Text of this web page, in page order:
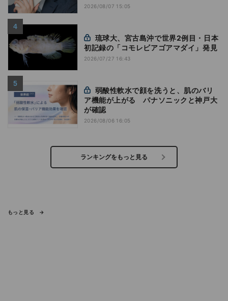
2026/08/07 15:05
初記録の「コモレビアゴアマダイ」発見
2026/07/27 16:43
ア機能が上がる パナソニックと神戸大
が確認
2026/08/06 16:05
ランキングをもっと見る
もっと見る